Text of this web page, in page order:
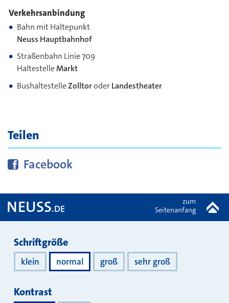
Verkehrsanbindung
Bahn mit Haltepunkt
Neuss Hauptbahnhof
Straßenbahn Linie 709
HaltestelleMarkt
BushaltestelleZolltoroderLandestheater
Teilen
Diese Seite bei
Facebook
NEUSS.DE
zum
Seitenanfang
Darstellung
Schriftgröße
klein normal groß sehr groß
Kontrast